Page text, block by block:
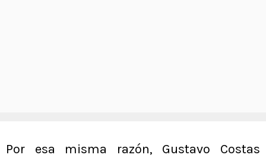
Por esa misma razón, Gustavo Costas